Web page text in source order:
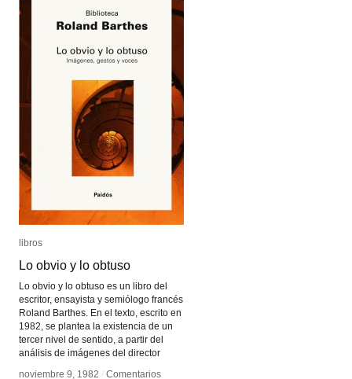
libros
Lo obvio y lo obtuso
Lo obvio y lo obtuso es un libro del
escritor, ensayista y semiólogo francés
Roland Barthes. En el texto, escrito en
1982, se plantea la existencia de un
tercer nivel de sentido, a partir del
análisis de imágenes del director
noviembre 9, 1982 / Comentarios
libros
Lo obvio y lo obtuso
noviembre 9, 1982 / Comentarios